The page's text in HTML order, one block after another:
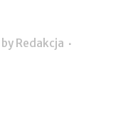
by Redakcja